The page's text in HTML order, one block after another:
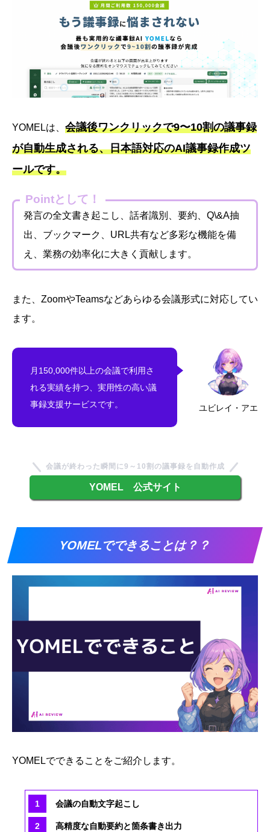
YOMELは、 会議後ワンクリックで9〜10割の議事録
が自動生成される、日本語対応のAI議事録作成ツ
ールです。
Pointとして！
発言の全文書き起こし、話者識別、要約、Q\&A抽
出、ブックマーク、URL共有など多彩な機能を備
え、業務の効率化に大きく貢献します。
また、ZoomやTeamsなどあらゆる会議形式に対応してい
ます。
ユビレイ・アエ
月150,000件以上の会議で利用さ
れる実績を持つ、実用性の高い議
事録支援サービスです。
会議が終わった瞬間に9～10割の議事録を自動作成
YOMEL 公式サイト
YOMELでできることは？？
YOMELでできることをご紹介します。
会議の自動文字起こし
高精度な自動要約と箇条書き出力